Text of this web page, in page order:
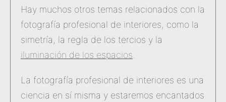
Hay muchos otros temas relacionados con la
fotografía profesional de interiores, como la
simetría, la regla de los tercios y la
iluminación de los espacios
La fotografía profesional de interiores es una
ciencia en sí misma y estaremos encantados